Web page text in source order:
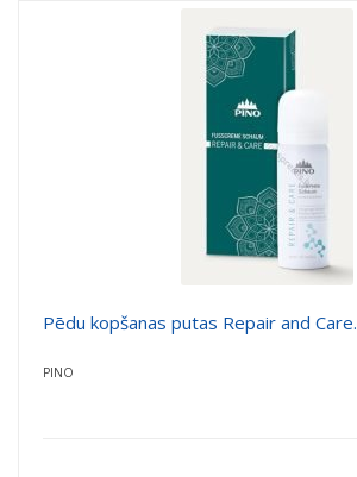
Pēdu kopšanas putas Repair and Care.
PINO